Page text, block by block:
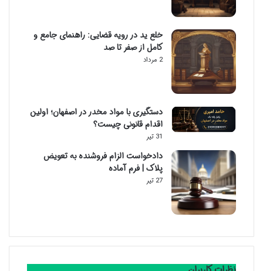
خلع ید در رویه قضایی: راهنمای جامع و
کامل از صفر تا صد
2 مرداد
دستگیری با مواد مخدر در اصفهان؛ اولین
اقدام قانونی چیست؟
31 تیر
دادخواست الزام فروشنده به تعویض
پلاک | فرم آماده
27 تیر